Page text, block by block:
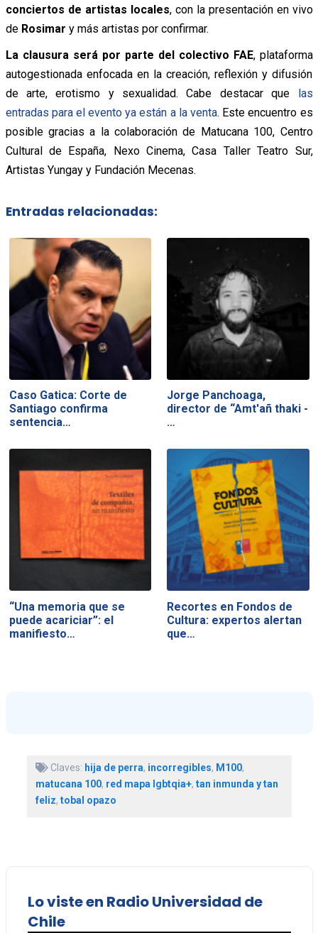
conciertos de artistas locales, con la presentación en vivo
de Rosimar y más artistas por confirmar.
La clausura será por parte del colectivo FAE, plataforma
autogestionada enfocada en la creación, reflexión y difusión
de arte, erotismo y sexualidad. Cabe destacar que
las
entradas para el evento ya están a la venta. Este encuentro es
posible gracias a la colaboración de Matucana 100, Centro
Cultural de España, Nexo Cinema, Casa Taller Teatro Sur,
Artistas Yungay y Fundación Mecenas.
Entradas relacionadas:
Caso Gatica: Corte de
Santiago confirma
sentencia…
Jorge Panchoaga,
director de “Amt'añ thaki -
…
“Una memoria que se
puede acariciar”: el
manifiesto…
Recortes en Fondos de
Cultura: expertos alertan
que…
Claves: hija de perra, incorregibles, M100,
matucana 100, red mapa lgbtqia+, tan inmunda y tan
feliz, tobal opazo
Lo viste en Radio Universidad de
Chile